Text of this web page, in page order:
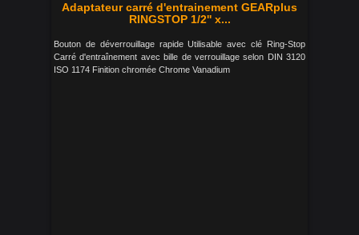
Adaptateur carré d'entrainement GEARplus
RINGSTOP 1/2'' x...
Bouton de déverrouillage rapide Utilisable avec clé Ring-Stop
Carré d'entraînement avec bille de verrouillage selon DIN 3120
ISO 1174 Finition chromée Chrome Vanadium